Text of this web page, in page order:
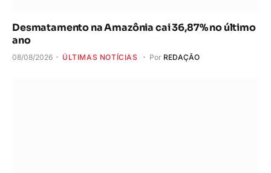
Desmatamento na Amazônia cai 36,87% no último
ano
08/08/2026 ÚLTIMAS NOTÍCIAS Por REDAÇÃO